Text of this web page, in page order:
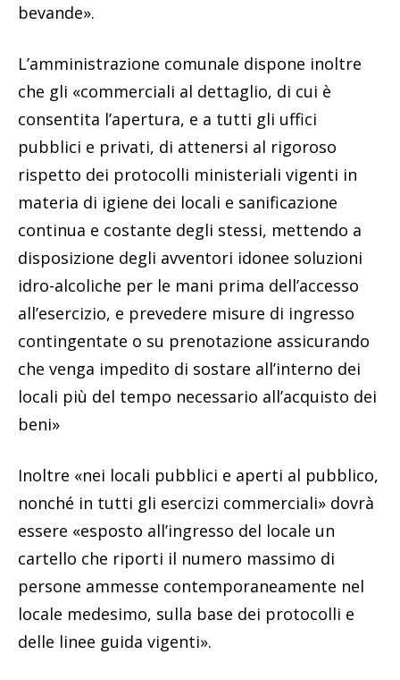
bevande».
L’amministrazione comunale dispone inoltre
che gli «commerciali al dettaglio, di cui è
consentita l’apertura, e a tutti gli uffici
pubblici e privati, di attenersi al rigoroso
rispetto dei protocolli ministeriali vigenti in
materia di igiene dei locali e sanificazione
continua e costante degli stessi, mettendo a
disposizione degli avventori idonee soluzioni
idro-alcoliche per le mani prima dell’accesso
all’esercizio, e prevedere misure di ingresso
contingentate o su prenotazione assicurando
che venga impedito di sostare all’interno dei
locali più del tempo necessario all’acquisto dei
beni»
Inoltre «nei locali pubblici e aperti al pubblico,
nonché in tutti gli esercizi commerciali» dovrà
essere «esposto all’ingresso del locale un
cartello che riporti il numero massimo di
persone ammesse contemporaneamente nel
locale medesimo, sulla base dei protocolli e
delle linee guida vigenti».